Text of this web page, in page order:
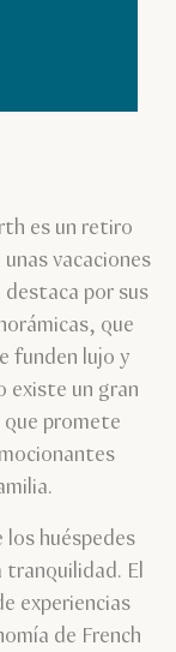
es un retiro
vacaciones
por sus
que
funden lujo y
existe un gran
promete
los huéspedes
tranquilidad. El
experiencias
de French